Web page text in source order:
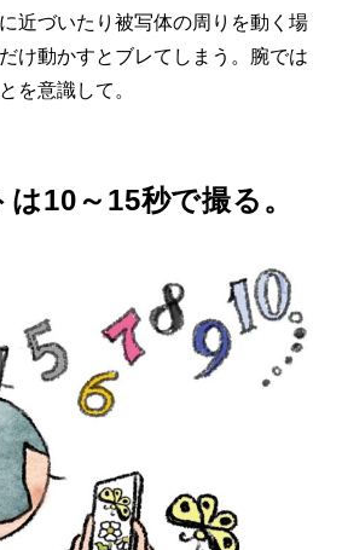
近づいたり被写体の周りを動く場
け動かすとブレてしまう。腕では
を意識して。
10～15秒で撮る。